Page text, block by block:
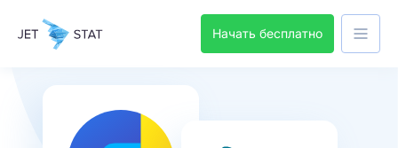
Начать бесплатно